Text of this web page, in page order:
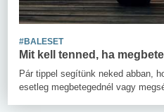
#BALESET
Mit kell tenned, ha
Pár tippel segítünk neked abban,
esetleg megbetegednél vagy